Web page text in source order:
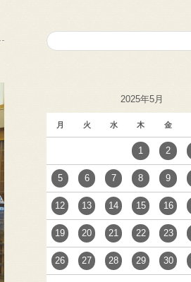
2025年5月
月 火 水 木 金
1 2
5 6 7 8 9
12 13 14 15 16
19 20 21 22 23
26 27 28 29 30